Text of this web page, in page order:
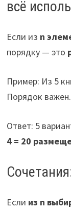
всё
Если из n
порядку — это
Пример: Из 5
Порядок важен.
Ответ: 5
4 = 20
Если из n